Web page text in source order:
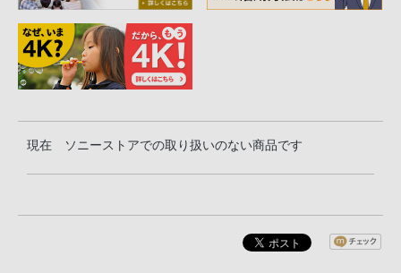
現在 ソニーストアでの取り扱いのない商品です